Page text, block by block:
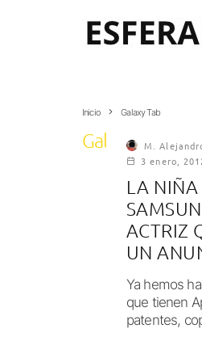
Inicio Galaxy Tab
Galaxy Tab
M.
3 enero,
LA NIÑA
ACTRIZ
UN
Ya hemos
que tienen
patentes,